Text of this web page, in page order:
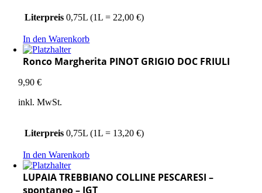
Literpreis 0,75L (1L = 22,00 €)
In den Warenkorb
Ronco Margherita PINOT GRIGIO DOC FRIULI
9,90€
inkl. MwSt.
Literpreis 0,75L (1L = 13,20 €)
In den Warenkorb
LUPAIA TREBBIANO COLLINE PESCARESI –
spontaneo – IGT